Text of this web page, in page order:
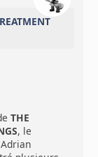
THE
, le